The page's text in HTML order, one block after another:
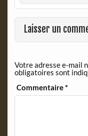
b
o
o
k
t
F
r
e
d
l
y
Laisser un
Votre adresse e-mail
obligatoires sont
Commentaire*